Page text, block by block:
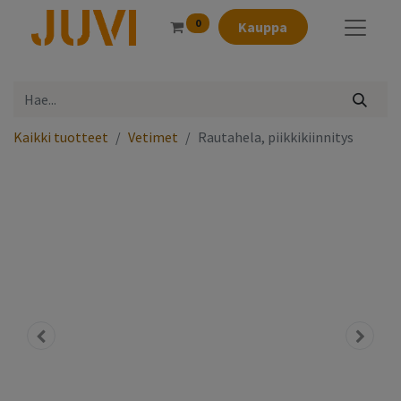
0 Kauppa
Kaikki tuotteet Vetimet Rautahela, piikkikiinnitys